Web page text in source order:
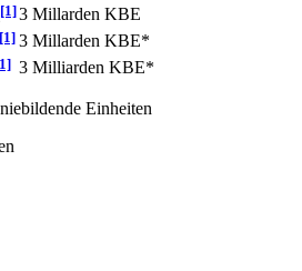
[1]3 Millarden KBE
3 Millarden KBE*
3 Milliarden KBE*
Einheiten